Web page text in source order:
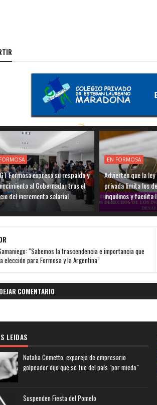
Formosa expresó su respaldo y
al Gobernador tras el
del incremento salarial
EN FORMOSA
Advierten que la
privada limita los
inquilinos y facilita
“Sabemos la trascendencia e importancia que
elección para Formosa y la Argentina”
DEJAR COMENTARIO
LEIDAS
Natalia Cometto, expareja de empresario
golpeador dijo que se fue del país "por miedo"
Suspenden Fiesta del Pomelo